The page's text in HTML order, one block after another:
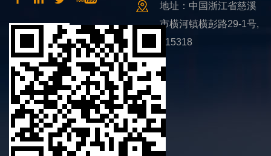
地址：中国浙江省慈溪
市横河镇横彭路29-1号,
315318